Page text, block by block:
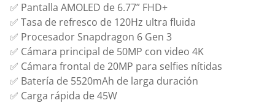
✅ Pantalla AMOLED de 6.77” FHD+
✅ Tasa de refresco de 120Hz ultra fluida
✅ Procesador Snapdragon 6 Gen 3
✅ Cámara principal de 50MP con video 4K
✅ Cámara frontal de 20MP para selfies nítidas
✅ Batería de 5520mAh de larga duración
✅ Carga rápida de 45W